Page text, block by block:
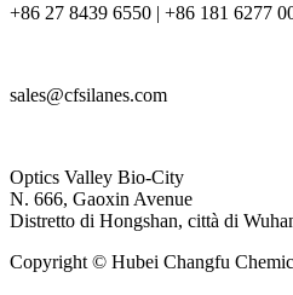
+86 27 8439 6550 | +86 181 6277
sales@cfsilanes.com
Optics Valley Bio-City
N. 666, Gaoxin Avenue
Distretto di Hongshan, città di
Copyright © Hubei Changfu